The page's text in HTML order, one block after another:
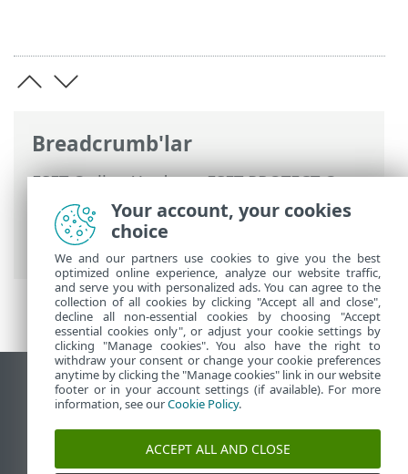
Breadcrumb'lar
ESET Online Yardım>ESET PROTECT On-
Prem>
ESET PROTECT On-Prem
Uygulamasına giriş
Yardım hakkında
Simge göstergesi
Masaüstü sitesini görüntüle
End of Life
ESET Bilgi Bankası
Your account, your cookies
choice
We and our partners use cookies to give you the best
optimized online experience, analyze our website traffic,
and serve you with personalized ads. You can agree to the
collection of all cookies by clicking "Accept all and close",
decline all non-essential cookies by choosing "Accept
essential cookies only", or adjust your cookie settings by
clicking "Manage cookies". You also have the right to
withdraw your consent or change your cookie preferences
anytime by clicking the "Manage cookies" link in our website
footer or in your account settings (if available). For more
information, see ourCookie Policy.
ACCEPT ALL AND CLOSE